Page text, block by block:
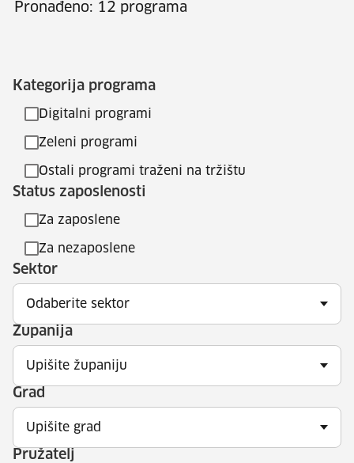
Pronađeno: 12 programa
Kategorija programa
Digitalni programi
Zeleni programi
Ostali programi traženi na tržištu
Status zaposlenosti
Za zaposlene
Za nezaposlene
Sektor
Odaberite sektor
Županija
Upišite županiju
Grad
Upišite grad
Pružatelj